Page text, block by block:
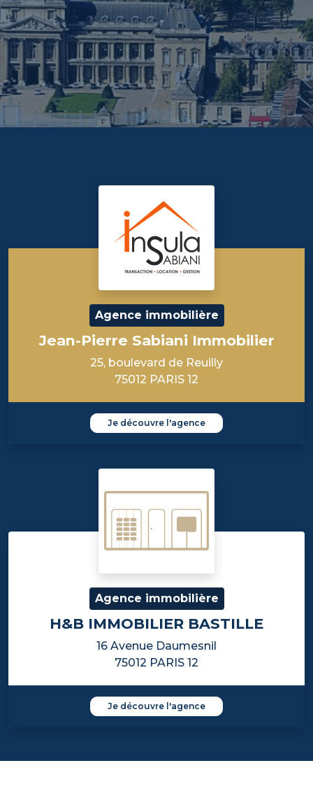
Agence immobilière
Jean-Pierre Sabiani Immobilier
25, boulevard de Reuilly
75012 PARIS 12
Je découvre l'agence
Agence immobilière
H&B IMMOBILIER BASTILLE
16 Avenue Daumesnil
75012 PARIS 12
Je découvre l'agence